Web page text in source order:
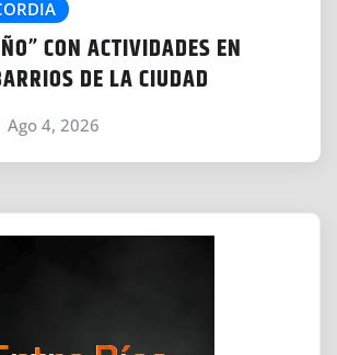
CON ACTIVIDADES EN
DE LA CIUDAD
Ago 4, 2026